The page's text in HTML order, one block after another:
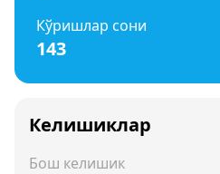
Кўришлар сони
143
Келишиклар
Бош келишик